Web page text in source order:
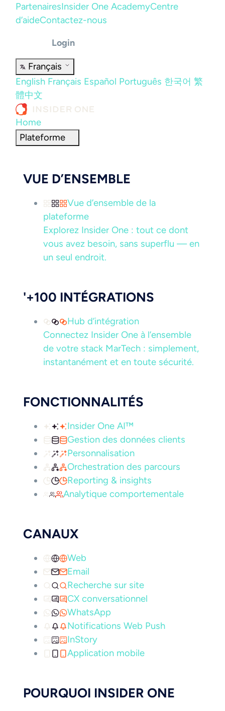
PartenairesInsider One AcademyCentre
d’aideContactez-nous
Login
Français
English Français Español Português 한국어 繁
體中文
Home
Plateforme
VUE D’ENSEMBLE
Vue d’ensemble de la
plateforme
Explorez Insider One : tout ce dont
vous avez besoin, sans superflu — en
un seul endroit.
'+100 INTÉGRATIONS
Hub d’intégration
Connectez Insider One à l’ensemble
de votre stack MarTech : simplement,
instantanément et en toute sécurité.
FONCTIONNALITÉS
Insider One AI™
Gestion des données clients
Personnalisation
Orchestration des parcours
Reporting & insights
Analytique comportementale
CANAUX
Web
Email
Recherche sur site
CX conversationnel
WhatsApp
Notifications Web Push
InStory
Application mobile
POURQUOI INSIDER ONE